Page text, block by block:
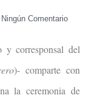
Ningún Comentario
corresponsal del
)- comparte con
la ceremonia de